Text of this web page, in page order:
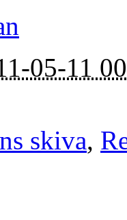
05-11
skiva,